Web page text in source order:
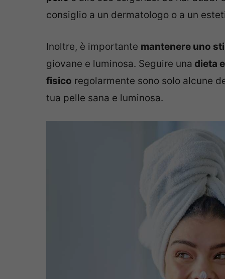
consiglio a un dermatologo o a un
Inoltre, è importante mantenere uno
giovane e luminosa. Seguire una dieta
fisico regolarmente sono solo alcune
tua pelle sana e luminosa.